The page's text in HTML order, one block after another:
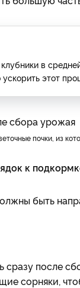
в
этот
почки, из
к
быть
сразу после
сорняки,